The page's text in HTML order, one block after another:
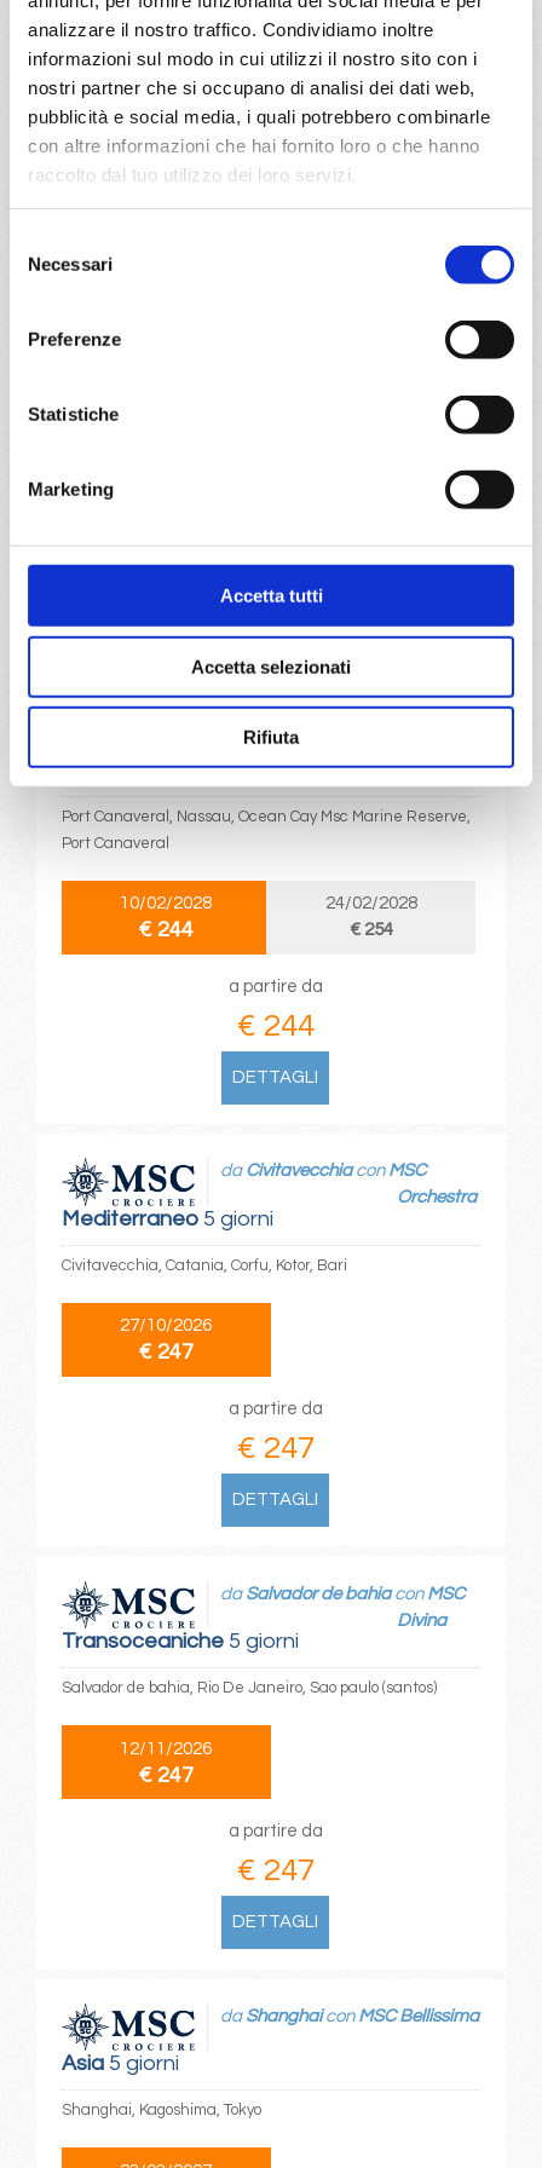
analizzare il nostro traffico. Condividiamo inoltre
informazioni sul modo in cui utilizzi il nostro sito con i
nostri partner che si occupano di analisi dei dati web,
pubblicità e social media, i quali potrebbero combinarle
con altre informazioni che hai fornito loro o che hanno
raccolto dal tuo utilizzo dei loro servizi.
delNecessari
Preferenze
Statistiche
Marketing
Accetta tutti
Accetta selezionati
Rifiuta
09/12/2027
€ 244
16/12/2027
€ 244
a partire da
€ 244
DETTAGLI
DETTAGLI
Caraibi4 giorni
Port Canaveral, Nassau, Ocean Cay Msc Marine Reserve,
Port Canaveral
10/02/2028
€ 244
24/02/2028
€ 254
a partire da
€ 244
DETTAGLI
Mediterraneo5 giorni
da Civitavecchiacon MSC
Orchestra
Civitavecchia, Catania, Corfu, Kotor, Bari
27/10/2026
€ 247
a partire da
€ 247
DETTAGLI
Transoceaniche5 giorni
da Salvador de bahiacon MSC
Divina
Salvador de bahia, Rio De Janeiro, Sao paulo (santos)
12/11/2026
€ 247
a partire da
€ 247
DETTAGLI
Asia5 giorni
da Shanghaicon MSC Bellissima
Shanghai, Kagoshima, Tokyo